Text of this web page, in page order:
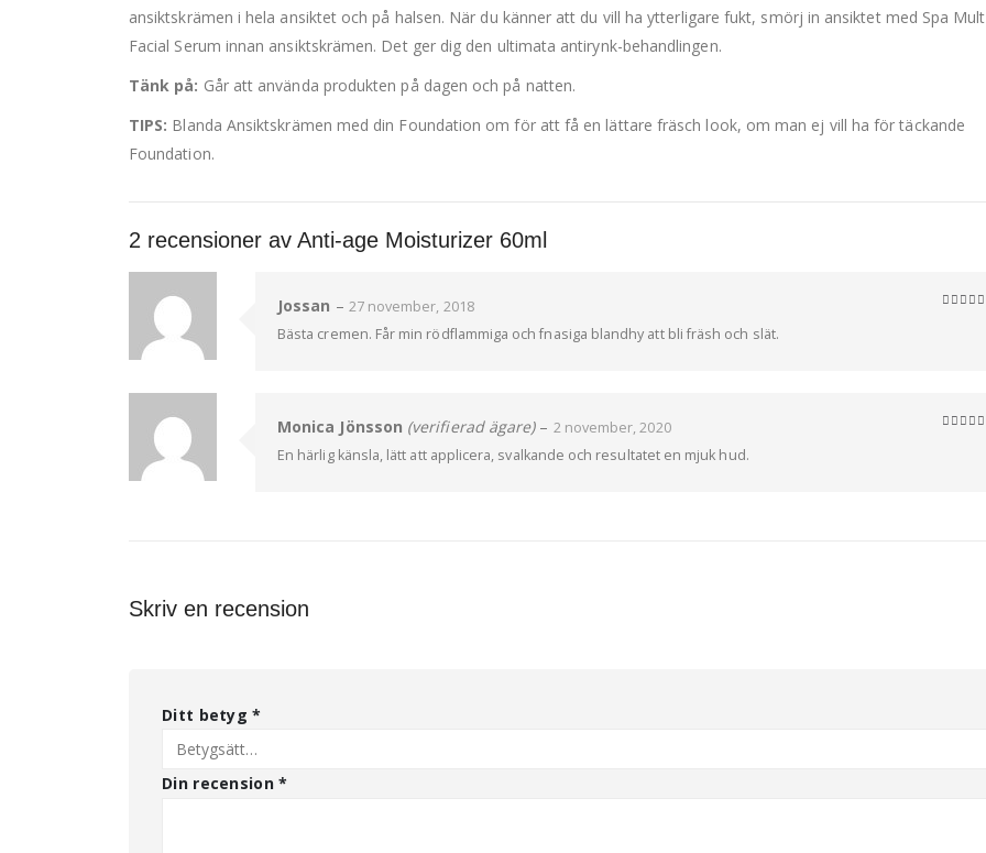
ansiktskrämen i hela ansiktet och på halsen. När du känner att du vill ha ytterligare fukt, smörj in ansiktet med Spa
Facial Serum innan ansiktskrämen. Det ger dig den ultimata antirynk-behandlingen.
Tänk på: Går att använda produkten på dagen och på natten.
TIPS: Blanda Ansiktskrämen med din Foundation om för att få en lättare fräsch look, om man ej vill ha för täckande
Foundation.
2 recensioner av Anti-age Moisturizer 60ml
Jossan – 27 november, 2018
Bästa cremen. Får min rödflammiga och fnasiga blandhy att bli fräsh och slät.
Monica Jönsson (verifierad ägare) – 2 november, 2020
En härlig känsla, lätt att applicera, svalkande och resultatet en mjuk hud.
Skriv en recension
Ditt betyg*
Din recension*